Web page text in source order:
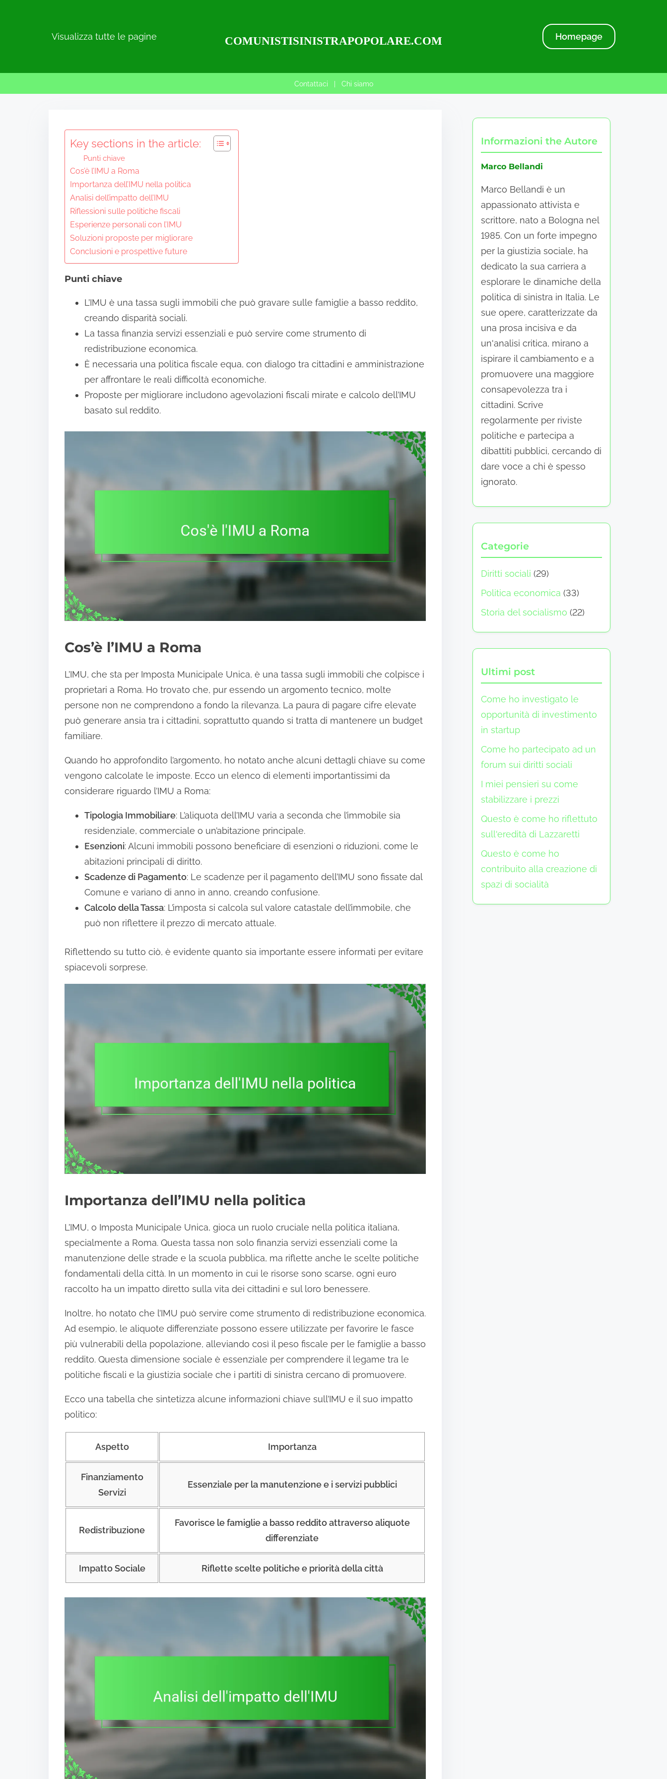
Visualizza tutte le pagine COMUNISTISINISTRAPOPOLARE.COM Homepage
Contattaci | Chi siamo
Key sections in the article:
Punti chiave
Cos’è l’IMU a Roma
Importanza dell’IMU nella politica
Analisi dell’impatto dell’IMU
Riflessioni sulle politiche fiscali
Esperienze personali con l’IMU
Soluzioni proposte per migliorare
Conclusioni e prospettive future
Punti chiave
L’IMU è una tassa sugli immobili che può gravare sulle famiglie a basso reddito,
creando disparità sociali.
La tassa finanzia servizi essenziali e può servire come strumento di
redistribuzione economica.
È necessaria una politica fiscale equa, con dialogo tra cittadini e amministrazione
per affrontare le reali difficoltà economiche.
Proposte per migliorare includono agevolazioni fiscali mirate e calcolo dell’IMU
basato sul reddito.
Cos’è l’IMU a Roma
L’IMU, che sta per Imposta Municipale Unica, è una tassa sugli immobili che colpisce i
proprietari a Roma. Ho trovato che, pur essendo un argomento tecnico, molte
persone non ne comprendono a fondo la rilevanza. La paura di pagare cifre elevate
può generare ansia tra i cittadini, soprattutto quando si tratta di mantenere un budget
familiare.
Quando ho approfondito l’argomento, ho notato anche alcuni dettagli chiave su come
vengono calcolate le imposte. Ecco un elenco di elementi importantissimi da
considerare riguardo l’IMU a Roma:
Tipologia Immobiliare: L’aliquota dell’IMU varia a seconda che l’immobile sia
residenziale, commerciale o un’abitazione principale.
Esenzioni: Alcuni immobili possono beneficiare di esenzioni o riduzioni, come le
abitazioni principali di diritto.
Scadenze di Pagamento: Le scadenze per il pagamento dell’IMU sono fissate dal
Comune e variano di anno in anno, creando confusione.
Calcolo della Tassa: L’imposta si calcola sul valore catastale dell’immobile, che
può non riflettere il prezzo di mercato attuale.
Riflettendo su tutto ciò, è evidente quanto sia importante essere informati per evitare
spiacevoli sorprese.
Importanza dell’IMU nella politica
L’IMU, o Imposta Municipale Unica, gioca un ruolo cruciale nella politica italiana,
specialmente a Roma. Questa tassa non solo finanzia servizi essenziali come la
manutenzione delle strade e la scuola pubblica, ma riflette anche le scelte politiche
fondamentali della città. In un momento in cui le risorse sono scarse, ogni euro
raccolto ha un impatto diretto sulla vita dei cittadini e sul loro benessere.
Inoltre, ho notato che l’IMU può servire come strumento di redistribuzione economica.
Ad esempio, le aliquote differenziate possono essere utilizzate per favorire le fasce
più vulnerabili della popolazione, alleviando così il peso fiscale per le famiglie a basso
reddito. Questa dimensione sociale è essenziale per comprendere il legame tra le
politiche fiscali e la giustizia sociale che i partiti di sinistra cercano di promuovere.
Ecco una tabella che sintetizza alcune informazioni chiave sull’IMU e il suo impatto
politico:
Aspetto Importanza
Finanziamento
Servizi
Essenziale per la manutenzione e i servizi pubblici
Redistribuzione
Favorisce le famiglie a basso reddito attraverso aliquote
differenziate
Impatto Sociale Riflette scelte politiche e priorità della città
Informazioni the Autore
Marco Bellandi
Marco Bellandi è un
appassionato attivista e
scrittore, nato a Bologna nel
1985. Con un forte impegno
per la giustizia sociale, ha
dedicato la sua carriera a
esplorare le dinamiche della
politica di sinistra in Italia. Le
sue opere, caratterizzate da
una prosa incisiva e da
un'analisi critica, mirano a
ispirare il cambiamento e a
promuovere una maggiore
consapevolezza tra i
cittadini. Scrive
regolarmente per riviste
politiche e partecipa a
dibattiti pubblici, cercando di
dare voce a chi è spesso
ignorato.
Categorie
Diritti sociali (29)
Politica economica (33)
Storia del socialismo (22)
Ultimi post
Come ho investigato le
opportunità di investimento
in startup
Come ho partecipato ad un
forum sui diritti sociali
I miei pensieri su come
stabilizzare i prezzi
Questo è come ho riflettuto
sull'eredità di Lazzaretti
Questo è come ho
contribuito alla creazione di
spazi di socialità